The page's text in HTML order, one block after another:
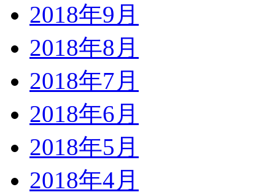
2018年9月
2018年8月
2018年7月
2018年6月
2018年5月
2018年4月